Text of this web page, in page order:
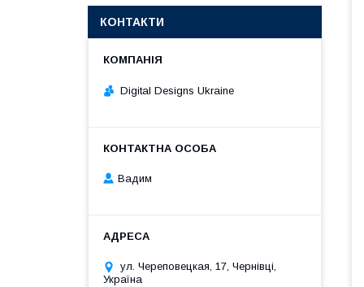
КОНТАКТИ
Digital Designs Ukraine
Вадим
ул. Череповецкая, 17, Чернівці,
Україна